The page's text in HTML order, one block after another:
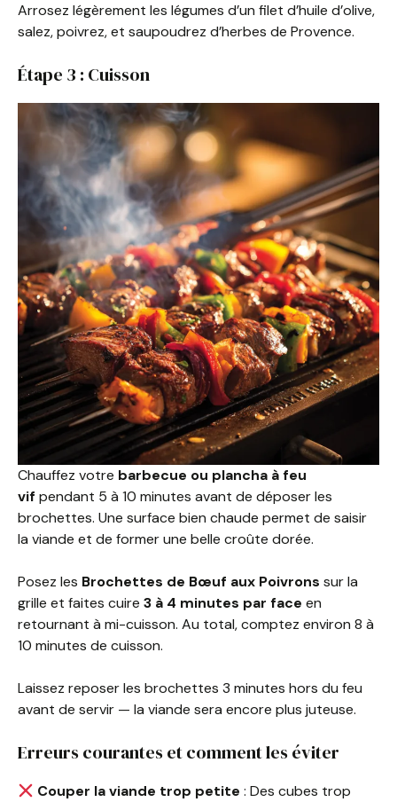
Arrosez légèrement les légumes d’un filet d’huile d’olive,
salez, poivrez, et saupoudrez d’herbes de Provence.
Étape 3 : Cuisson
Chauffez votre barbecue ou plancha à feu
vif pendant 5 à 10 minutes avant de déposer les
brochettes. Une surface bien chaude permet de saisir
la viande et de former une belle croûte dorée.
Posez les Brochettes de Bœuf aux Poivrons sur la
grille et faites cuire 3 à 4 minutes par face en
retournant à mi-cuisson. Au total, comptez environ 8 à
10 minutes de cuisson.
Laissez reposer les brochettes 3 minutes hors du feu
avant de servir — la viande sera encore plus juteuse.
Erreurs courantes et comment les éviter
Couper la viande trop petite : Des cubes trop